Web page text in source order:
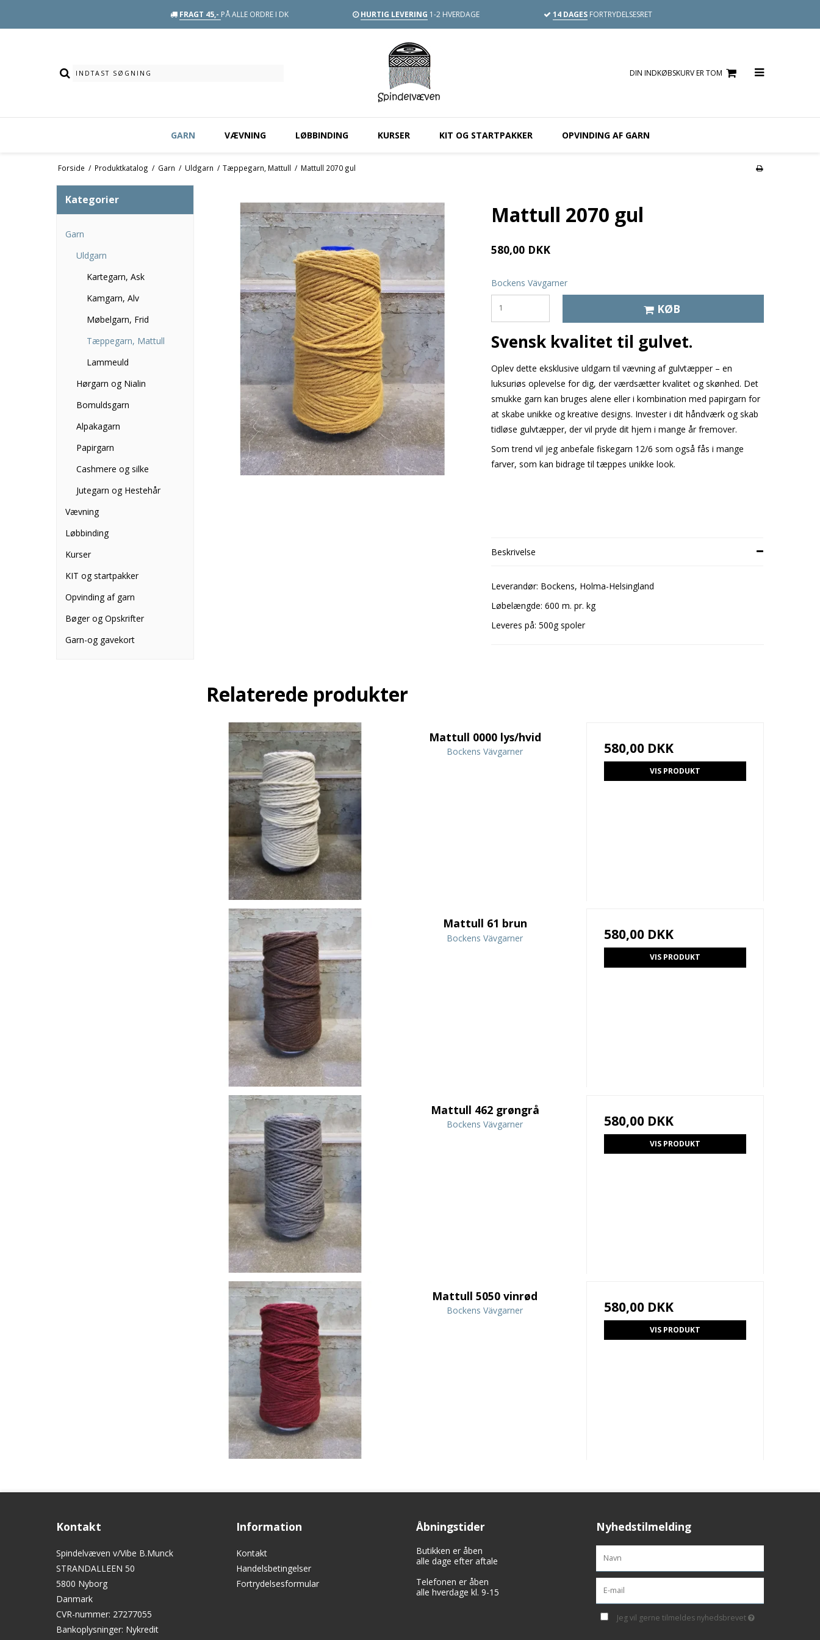
FRAGT 45,- PÅ ALLE ORDRE I DK HURTIG LEVERING 1-2 HVERDAGE 14 DAGESFORTRYDELSESRET
DIN INDKØBSKURV ER TOM
GARN VÆVNING LØBBINDING KURSER KIT OG STARTPAKKER OPVINDING AF GARN
Forside / Produktkatalog / Garn / Uldgarn / Tæppegarn, Mattull / Mattull 2070 gul
Kategorier
Garn
Uldgarn
Kartegarn, Ask
Kamgarn, Alv
Møbelgarn, Frid
Tæppegarn, Mattull
Lammeuld
Hørgarn og Nialin
Bomuldsgarn
Alpakagarn
Papirgarn
Cashmere og silke
Jutegarn og Hestehår
Vævning
Løbbinding
Kurser
KIT og startpakker
Opvinding af garn
Bøger og Opskrifter
Garn-og gavekort
Mattull 2070 gul
580,00 DKK
Bockens Vävgarner
KØB
Svensk kvalitet til gulvet.
Oplev dette eksklusive uldgarn til vævning af gulvtæpper – en
luksuriøs oplevelse for dig, der værdsætter kvalitet og skønhed. Det
smukke garn kan bruges alene eller i kombination med papirgarn for
at skabe unikke og kreative designs. Invester i dit håndværk og skab
tidløse gulvtæpper, der vil pryde dit hjem i mange år fremover.
Som trend vil jeg anbefale fiskegarn 12/6 som også fås i mange
farver, som kan bidrage til tæppes unikke look.
Beskrivelse
Leverandør: Bockens, Holma-Helsingland
Løbelængde: 600 m. pr. kg
Leveres på: 500g spoler
Relaterede produkter
Mattull 0000 lys/hvid
Bockens Vävgarner 580,00 DKK
VIS PRODUKT
Mattull 61 brun
Bockens Vävgarner 580,00 DKK
VIS PRODUKT
Mattull 462 grøngrå
Bockens Vävgarner 580,00 DKK
VIS PRODUKT
Mattull 5050 vinrød
Bockens Vävgarner 580,00 DKK
VIS PRODUKT
Kontakt
Spindelvæven v/Vibe B.Munck
STRANDALLEEN 50
5800 Nyborg
Danmark
CVR-nummer: 27277055
Bankoplysninger: Nykredit
Information
Kontakt
Handelsbetingelser
Fortrydelsesformular
Åbningstider
Butikken er åben
alle dage efter aftale
Telefonen er åben
alle hverdage kl. 9-15
Nyhedstilmelding
Jeg vil gerne tilmeldes nyhedsbrevet